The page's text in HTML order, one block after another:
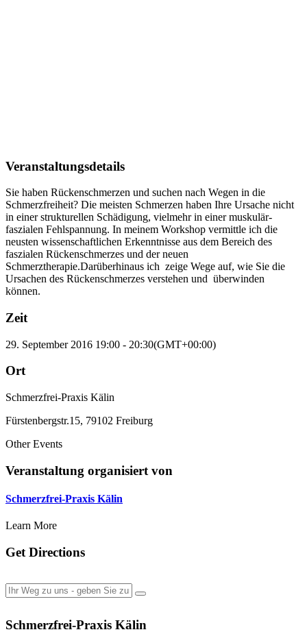
Veranstaltungsdetails
Sie haben Rückenschmerzen und suchen nach Wegen in die
Schmerzfreiheit? Die meisten Schmerzen haben Ihre Ursache nicht
in einer strukturellen Schädigung, vielmehr in einer muskulär-
faszialen Fehlspannung. In meinem Workshop vermittle ich die
neusten wissenschaftlichen Erkenntnisse aus dem Bereich des
faszialen Rückenschmerzes und der neuen
Schmerztherapie.Darüberhinaus ich zeige Wege auf, wie Sie die
Ursachen des Rückenschmerzes verstehen und überwinden
können.
Zeit
29. September 2016 19:00 - 20:30(GMT+00:00)
Ort
Schmerzfrei-Praxis Kälin
Fürstenbergstr.15, 79102 Freiburg
Other Events
Veranstaltung organisiert von
Schmerzfrei-Praxis Kälin
Learn More
Get Directions
Schmerzfrei-Praxis Kälin